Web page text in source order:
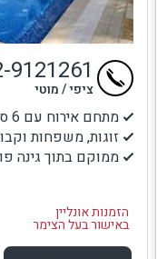
מתחם אירוח עם 6 סוויטות אבן
זוגות, משפחות
ממוקם בתוך גינה
הזמנות אונליין
באישור בעל הצימר
9121261
ציפי / מוטי